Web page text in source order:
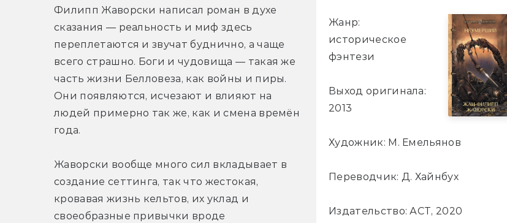
Жанр:
историческое
фэнтези
Выход оригинала:
2013
Художник: М. Емельянов
Переводчик: Д. Хайнбух
Издательство: АСТ, 2020
Филипп Жаворски написал роман в духе
сказания — реальность и миф здесь
переплетаются и звучат буднично, а чаще
всего страшно. Боги и чудовища — такая же
часть жизни Белловеза, как войны и пиры.
Они появляются, исчезают и влияют на
людей примерно так же, как и смена времён
года.
Жаворски вообще много сил вкладывает в
создание сеттинга, так что жестокая,
кровавая жизнь кельтов, их уклад и
своеобразные привычки вроде